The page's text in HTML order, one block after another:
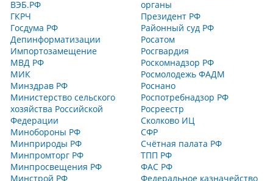
ВЭБ.РФ
ГКРЧ
Госдума РФ
Депинформатизации
Импортозамещение
МВД РФ
МИК
Минздрав РФ
Министерство сельского
хозяйства Российской
Федерации
Минобороны РФ
Минприроды РФ
Минпромторг РФ
Минпросвещения РФ
Минстрой РФ
органы
Президент РФ
Районный суд РФ
Росатом
Росгвардия
Роскомнадзор РФ
Росмолодежь ФАДМ
Роснано
Роспотребнадзор РФ
Росреестр
Сколково ИЦ
СФР
Счётная палата РФ
ТПП РФ
ФАС РФ
Федеральное казначейство